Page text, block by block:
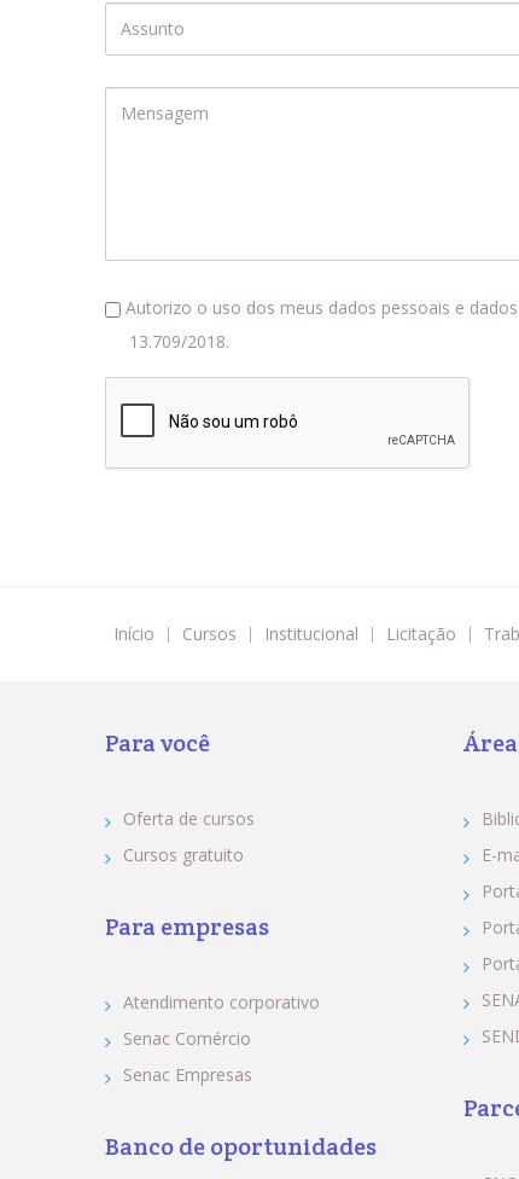
Assunto
Mensagem
consentimento_lgpd
Autorizo o uso dos meus dados pessoais e
13.709/2018.
Início Cursos Institucional Licitação
Para você
Oferta de cursos
Cursos gratuito
Para empresas
Atendimento corporativo
Senac Comércio
Senac Empresas
Banco de oportunidades
E-